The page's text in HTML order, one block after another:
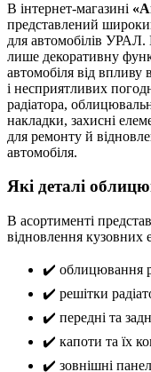
В інтернет-магазині
представлений
для автомобілів
лише декоративну
автомобіля від
і несприятливих
радіатора,
накладки, захисні
для ремонту й
автомобіля.
Які деталі
В асортименті
відновлення кузовних
✔️ облицювання
✔️ решітки
✔️ передні та
✔️ капоти та їх
✔️ зовнішні